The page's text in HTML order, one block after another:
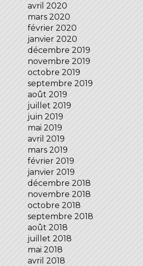
avril 2020
mars 2020
février 2020
janvier 2020
décembre 2019
novembre 2019
octobre 2019
septembre 2019
août 2019
juillet 2019
juin 2019
mai 2019
avril 2019
mars 2019
février 2019
janvier 2019
décembre 2018
novembre 2018
octobre 2018
septembre 2018
août 2018
juillet 2018
mai 2018
avril 2018